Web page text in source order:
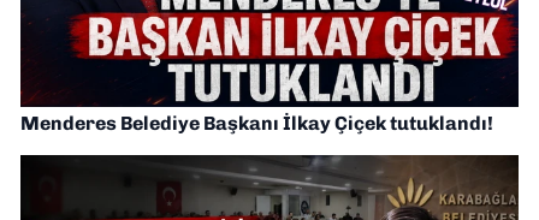
Menderes Belediye Başkanı İlkay Çiçek tutuklandı!